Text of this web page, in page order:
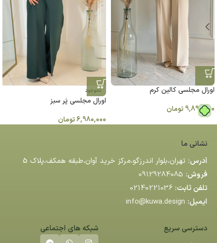
اورال مجلسی کالین کرم
9,890,000تومان
ناموجود
اورال مجلسی پَر سبز
6,980,000تومان
نشانی ما
آدرس: تهران،بلوار اندرزگو،مركز خريد آوان،طبقه همكف،پلاك 5
فروش: 09129284085
تلفن ثابت: 02140221036
ایمیل: info@kuwa.design
دسترسی سریع شبکه های اجتماعی